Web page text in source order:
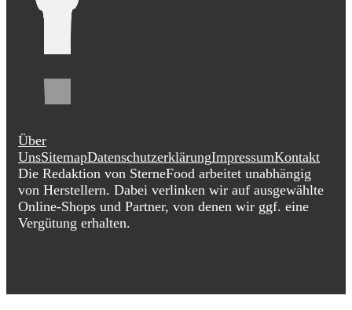
Über
UnsSitemapDatenschutzerklärungImpressumKontakt
Die Redaktion von SterneFood arbeitet unabhängig
von Herstellern. Dabei verlinken wir auf ausgewählte
Online-Shops und Partner, von denen wir ggf. eine
Vergütung erhalten.